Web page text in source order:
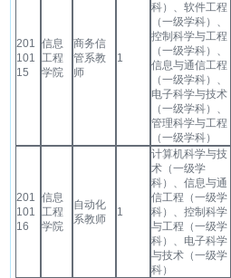
201
101
15
信息
工程
学院
商务信
管系教
师
1
科）、软件工程
（一级学科）、
控制科学与工程
（一级学科）、
信息与通信工程
（一级学科）、
电子科学与技术
（一级学科）、
管理科学与工程
（一级学科）
201
101
16
信息
工程
学院
自动化
系教师
1
计算机科学与技
术（一级学
科）、信息与通
信工程（一级学
科）、控制科学
与工程（一级学
科）、电子科学
与技术（一级学
科）